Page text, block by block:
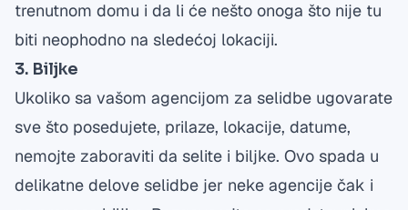
trenutnom domu i da li će nešto onoga što nije tu
biti neophodno na sledećoj lokaciji.
3. Biljke
Ukoliko sa vašom agencijom za selidbe ugovarate
sve što posedujete, prilaze, lokacije, datume,
nemojte zaboraviti da selite i biljke. Ovo spada u
delikatne delove selidbe jer neke agencije čak i